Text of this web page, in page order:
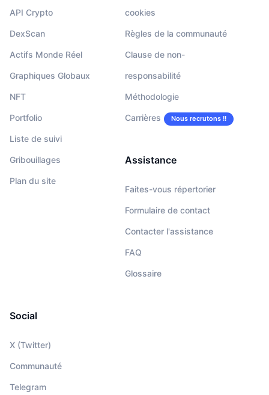
API Crypto
DexScan
Actifs Monde Réel
Graphiques Globaux
NFT
Portfolio
Liste de suivi
Gribouillages
Plan du site
cookies
Règles de la communauté
Clause de non-
responsabilité
Méthodologie
Carrières Nous recrutons !!
Assistance
Faites-vous répertorier
Formulaire de contact
Contacter l'assistance
FAQ
Glossaire
Social
X (Twitter)
Communauté
Telegram